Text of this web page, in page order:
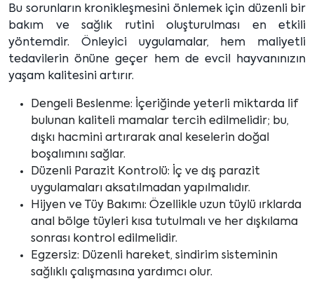
Bu sorunların kronikleşmesini önlemek için düzenli bir
bakım ve sağlık rutini oluşturulması en etkili
yöntemdir. Önleyici uygulamalar, hem maliyetli
tedavilerin önüne geçer hem de evcil hayvanınızın
yaşam kalitesini artırır.
Dengeli Beslenme: İçeriğinde yeterli miktarda lif
bulunan kaliteli mamalar tercih edilmelidir; bu,
dışkı hacmini artırarak anal keselerin doğal
boşalımını sağlar.
Düzenli Parazit Kontrolü: İç ve dış parazit
uygulamaları aksatılmadan yapılmalıdır.
Hijyen ve Tüy Bakımı: Özellikle uzun tüylü ırklarda
anal bölge tüyleri kısa tutulmalı ve her dışkılama
sonrası kontrol edilmelidir.
Egzersiz: Düzenli hareket, sindirim sisteminin
sağlıklı çalışmasına yardımcı olur.